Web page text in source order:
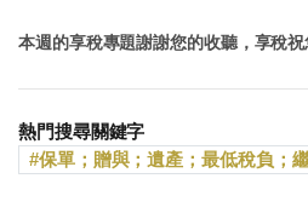
本週的享稅專題謝謝您的收聽，享稅祝
熱門搜尋關鍵字
保單；贈與；遺產；最低稅負；